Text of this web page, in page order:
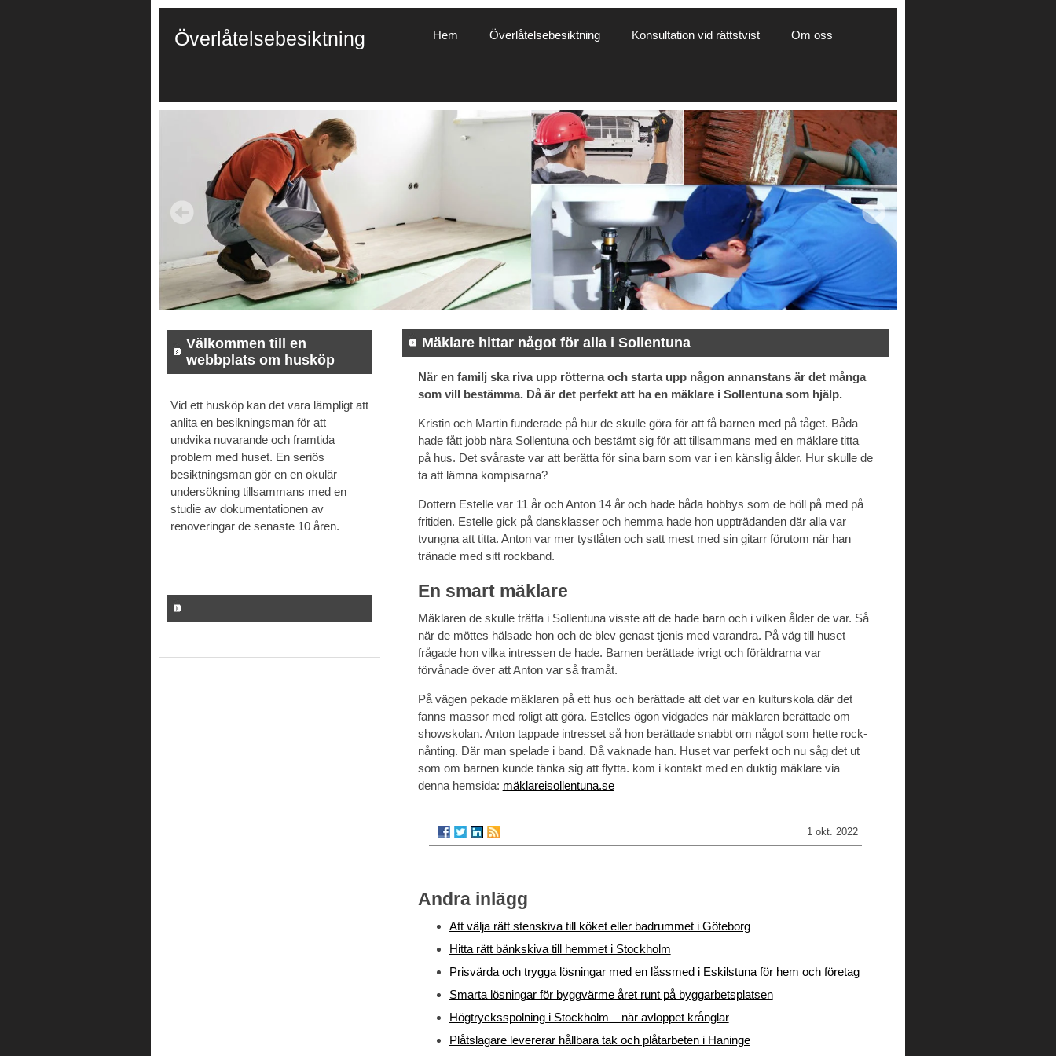
Överlåtelsebesiktning Hem Överlåtelsebesiktning Konsultation vid rättstvist Om oss
Mäklare hittar något för alla i Sollentuna
När en familj ska riva upp rötterna och starta upp någon annanstans är det många
som vill bestämma. Då är det perfekt att ha en mäklare i Sollentuna som hjälp.
Kristin och Martin funderade på hur de skulle göra för att få barnen med på tåget. Båda
hade fått jobb nära Sollentuna och bestämt sig för att tillsammans med en mäklare titta
på hus. Det svåraste var att berätta för sina barn som var i en känslig ålder. Hur skulle de
ta att lämna kompisarna?
Dottern Estelle var 11 år och Anton 14 år och hade båda hobbys som de höll på med på
fritiden. Estelle gick på dansklasser och hemma hade hon uppträdanden där alla var
tvungna att titta. Anton var mer tystlåten och satt mest med sin gitarr förutom när han
tränade med sitt rockband.
En smart mäklare
Mäklaren de skulle träffa i Sollentuna visste att de hade barn och i vilken ålder de var. Så
när de möttes hälsade hon och de blev genast tjenis med varandra. På väg till huset
frågade hon vilka intressen de hade. Barnen berättade ivrigt och föräldrarna var
förvånade över att Anton var så framåt.
På vägen pekade mäklaren på ett hus och berättade att det var en kulturskola där det
fanns massor med roligt att göra. Estelles ögon vidgades när mäklaren berättade om
showskolan. Anton tappade intresset så hon berättade snabbt om något som hette rock-
nånting. Där man spelade i band. Då vaknade han. Huset var perfekt och nu såg det ut
som om barnen kunde tänka sig att flytta. kom i kontakt med en duktig mäklare via
denna hemsida: mäklareisollentuna.se
1 okt. 2022
Andra inlägg
Att välja rätt stenskiva till köket eller badrummet i Göteborg
Hitta rätt bänkskiva till hemmet i Stockholm
Prisvärda och trygga lösningar med en låssmed i Eskilstuna för hem och företag
Smarta lösningar för byggvärme året runt på byggarbetsplatsen
Högtrycksspolning i Stockholm – när avloppet krånglar
Plåtslagare levererar hållbara tak och plåtarbeten i Haninge
Välkommen till en
webbplats om husköp
Vid ett husköp kan det vara lämpligt att
anlita en besikningsman för att
undvika nuvarande och framtida
problem med huset. En seriös
besiktningsman gör en en okulär
undersökning tillsammans med en
studie av dokumentationen av
renoveringar de senaste 10 åren.